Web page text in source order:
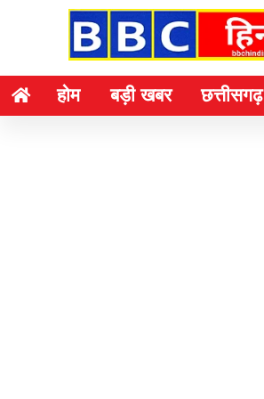
होम बड़ी खबर छत्तीसगढ़